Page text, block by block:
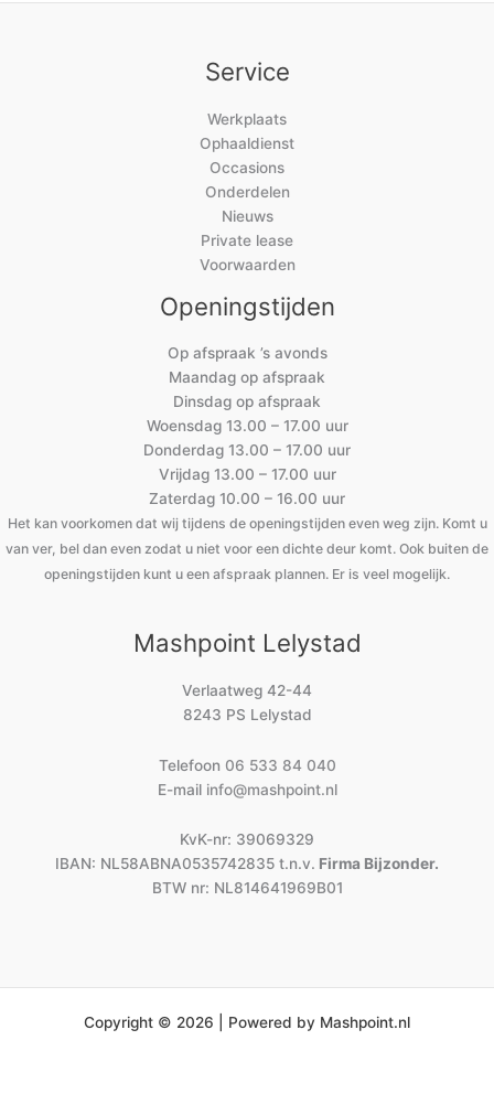
Service
Werkplaats
Ophaaldienst
Occasions
Onderdelen
Nieuws
Private lease
Voorwaarden
Openingstijden
Op afspraak ’s avonds
Maandag op afspraak
Dinsdag op afspraak
Woensdag 13.00 – 17.00 uur
Donderdag 13.00 – 17.00 uur
Vrijdag 13.00 – 17.00 uur
Zaterdag 10.00 – 16.00 uur
Het kan voorkomen dat wij tijdens de openingstijden even weg zijn. Komt u
van ver, bel dan even zodat u niet voor een dichte deur komt. Ook buiten de
openingstijden kunt u een afspraak plannen. Er is veel mogelijk.
Mashpoint Lelystad
Verlaatweg 42-44
8243 PS Lelystad
Telefoon 06 533 84 040
E-mail info@mashpoint.nl
KvK-nr: 39069329
IBAN: NL58ABNA0535742835 t.n.v. Firma Bijzonder.
BTW nr: NL814641969B01
Copyright © 2026 | Powered by Mashpoint.nl